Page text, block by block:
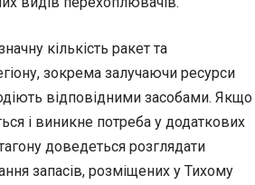
кількість ракет та
зокрема залучаючи ресурси
відповідними засобами. Якщо
і виникне потреба у додаткових
доведеться розглядати
запасів, розміщених у Тихому